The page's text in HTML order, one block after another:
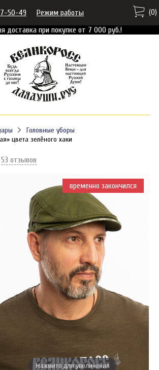
доставка при покупке от 7 000 руб.!
50-49 Режим работы (0)
Головные уборы
цвета зелёного хаки
53 отзывов
временно закончился
Нажмите для увеличения